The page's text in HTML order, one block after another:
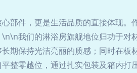
部件，更是生活品质的直接体现
我们的淋浴房旗舰地位归功于
期保持光洁亮丽的质感；同时在
整零越位，通过扎实包装及箱内